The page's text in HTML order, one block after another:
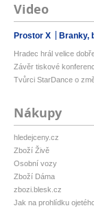
Video
Prostor X Branky,
Hradec hrál velice
Závěr tiskové
Tvůrci StarDance o
Nákupy
hledejceny.cz
Zboží Živě
Osobní vozy
Zboží Dáma
zbozi.blesk.cz
Jak na prohlídku